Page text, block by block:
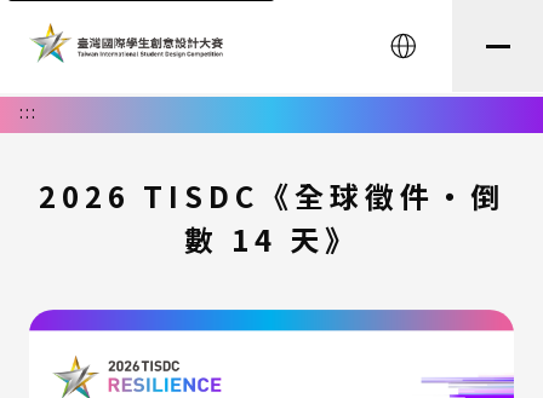
English
:::
2026 TISDC《全球徵件・倒
數 14 天》